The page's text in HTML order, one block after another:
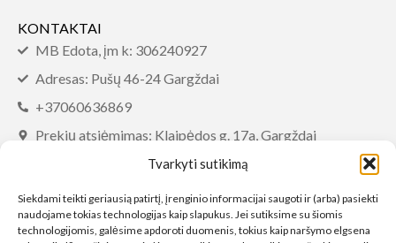
Tvarkyti sutikimą
Siekdami teikti geriausią patirtį, įrenginio informacijai saugoti ir (arba) pasiekti
naudojame tokias technologijas kaip slapukus. Jei sutiksime su šiomis
technologijomis, galėsime apdoroti duomenis, tokius kaip naršymo elgsena
KONTAKTAI
MB Edota, įm k: 306240927
Adresas: Pušų 46-24 Gargždai
+37060636869
Prekių atsiėmimas: Klaipėdos g. 17a, Gargždai
info@tiandemarket.com
INFORMACIJA
DUK